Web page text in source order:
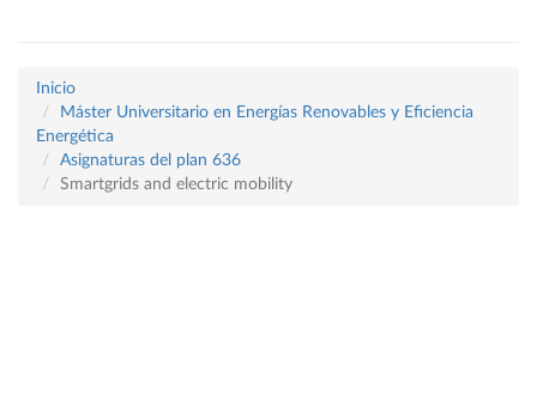
Inicio
Máster Universitario en Energías Renovables y Eficiencia
Energética
Asignaturas del plan 636
Smartgrids and electric mobility